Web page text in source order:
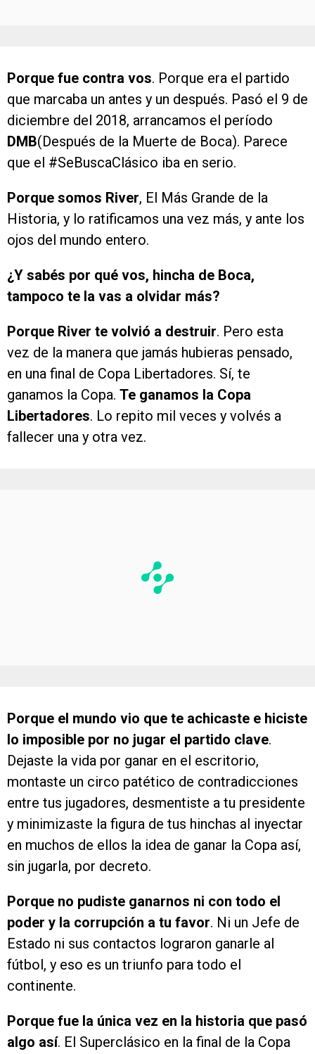
Porque fue contra vos. Porque era el partido
que marcaba un antes y un después. Pasó el 9 de
diciembre del 2018, arrancamos el período
DMB(Después de la Muerte de Boca). Parece
que el #SeBuscaClásico iba en serio.
Porque somos River, El Más Grande de la
Historia, y lo ratificamos una vez más, y ante los
ojos del mundo entero.
¿Y sabés por qué vos, hincha de Boca,
tampoco te la vas a olvidar más?
Porque River te volvió a destruir. Pero esta
vez de la manera que jamás hubieras pensado,
en una final de Copa Libertadores. Sí, te
ganamos la Copa. Te ganamos la Copa
Libertadores. Lo repito mil veces y volvés a
fallecer una y otra vez.
Porque el mundo vio que te achicaste e hiciste
lo imposible por no jugar el partido clave.
Dejaste la vida por ganar en el escritorio,
montaste un circo patético de contradicciones
entre tus jugadores, desmentiste a tu presidente
y minimizaste la figura de tus hinchas al inyectar
en muchos de ellos la idea de ganar la Copa así,
sin jugarla, por decreto.
Porque no pudiste ganarnos ni con todo el
poder y la corrupción a tu favor. Ni un Jefe de
Estado ni sus contactos lograron ganarle al
fútbol, y eso es un triunfo para todo el
continente.
Porque fue la única vez en la historia que pasó
algo así. El Superclásico en la final de la Copa